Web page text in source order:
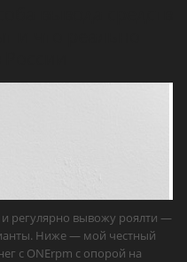
регулярно вывожу роялти —
Ниже — мой честный
с ONErpm с опорой на